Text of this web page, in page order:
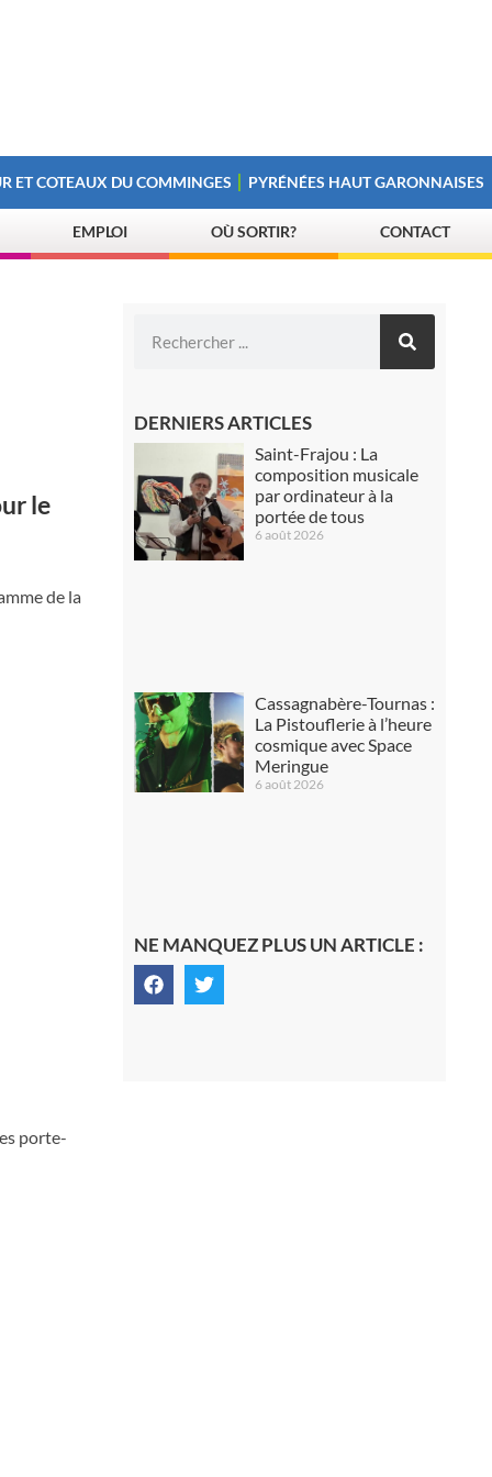
ET COTEAUX DU COMMINGES PYRÉNÉES HAUT GARONNAISES
EMPLOI OÙ SORTIR? CONTACT
le
de la
porte-
DERNIERS ARTICLES
Saint-Frajou : La
composition musicale
par ordinateur à la
portée de tous
6 août 2026
Cassagnabère-Tournas :
La Pistouflerie à l’heure
cosmique avec Space
Meringue
6 août 2026
NE MANQUEZ PLUS UN ARTICLE :